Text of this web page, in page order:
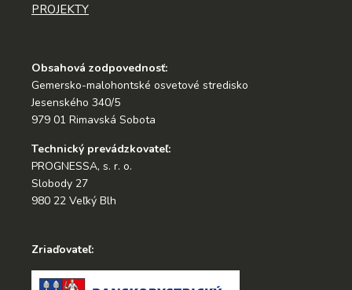
PROJEKTY
Obsahová zodpovednosť:
Gemersko-malohontské osvetové stredisko
Jesenského 340/5
979 01 Rimavská Sobota
Technický prevádzkovateľ:
PROGNESSA, s. r. o.
Slobody 27
980 22 Veľký Blh
Zriaďovateľ: